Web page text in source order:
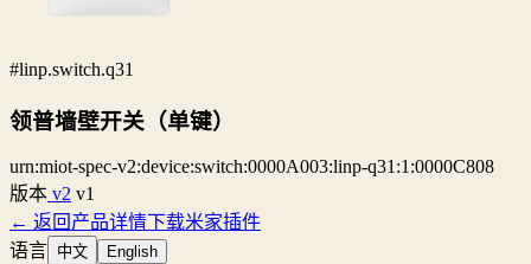
#linp.switch.q31
领普墙壁开关（单键）
urn:miot-spec-v2:device:switch:0000A003:linp-q31:1:0000C808
版本 v2 v1
← 返回产品详情下载米家插件
语言 中文 English